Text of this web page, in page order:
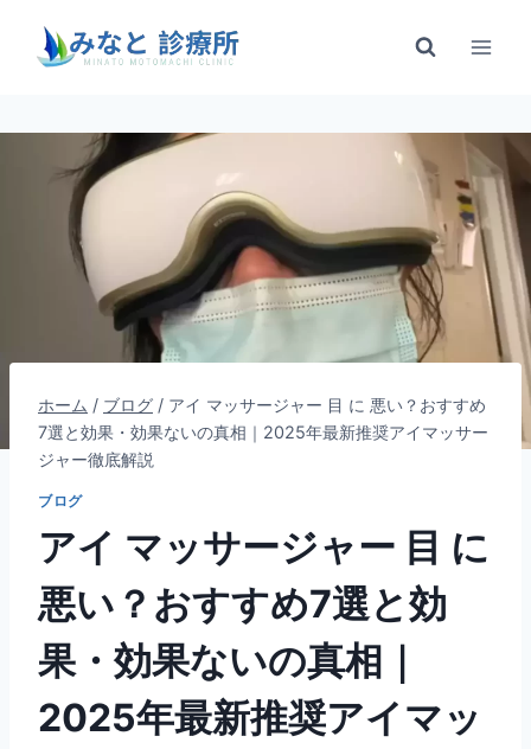
ホーム / ブログ / アイ マッサージャー 目 に 悪い？おすすめ
7選と効果・効果ないの真相｜2025年最新推奨アイマッサー
ジャー徹底解説
ブログ
アイ マッサージャー 目 に
悪い？おすすめ7選と効
果・効果ないの真相｜
2025年最新推奨アイマッ